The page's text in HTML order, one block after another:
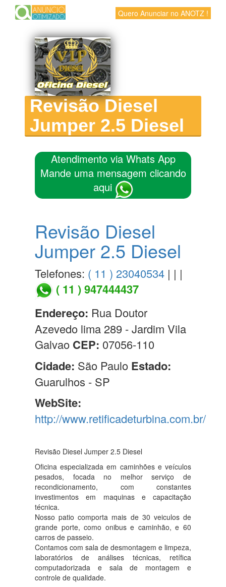
Quero Anunciar no ANOTZ !
Revisão Diesel
Jumper 2.5 Diesel
Atendimento via Whats App
Mande uma mensagem clicando
aqui
Revisão Diesel
Jumper 2.5 Diesel
Telefones: ( 11 ) 23040534 | | |
( 11 ) 947444437
Endereço: Rua Doutor
Azevedo lima 289 - Jardim Vila
Galvao CEP: 07056-110
Cidade: São Paulo Estado:
Guarulhos - SP
WebSite:
http://www.retificadeturbina.com.br/
Revisão Diesel Jumper 2.5 Diesel
Oficina especializada em caminhões e veículos
pesados, focada no melhor serviço de
recondicionamento, com constantes
investimentos em maquinas e capacitação
técnica.
Nosso patio comporta mais de 30 veiculos de
grande porte, como onibus e caminhão, e 60
carros de passeio.
Contamos com sala de desmontagem e limpeza,
laboratórios de análises técnicas, retífica
computadorizada e sala de montagem e
controle de qualidade.